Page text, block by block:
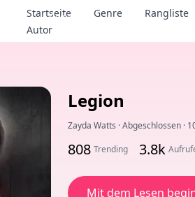
Startseite Genre
Rangliste
Autor
Bonus
Legion
Zayda Watts ·Abgeschlossen ·
808 Trending 3.8k
Mit dem Lesen